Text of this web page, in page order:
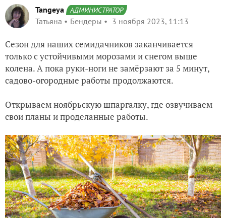
Tangeya АДМИНИСТРАТОР
Татьяна Бендеры 3 ноября 2023, 11:13
Сезон для наших семидачников заканчивается
только с устойчивыми морозами и снегом выше
колена. А пока руки-ноги не замёрзают за 5 минут,
садово-огородные работы продолжаются.
Открываем ноябрьскую шпаргалку, где озвучиваем
свои планы и проделанные работы.